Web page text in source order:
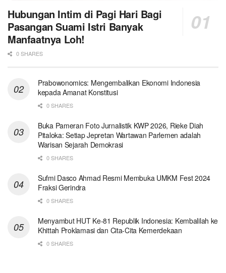
Hubungan Intim di Pagi Hari Bagi
Pasangan Suami Istri Banyak
Manfaatnya Loh!
0 SHARES
Prabowonomics: Mengembalikan Ekonomi Indonesia
kepada Amanat Konstitusi
0 SHARES
Buka Pameran Foto Jurnalistik KWP 2026, Rieke Diah
Pitaloka: Setiap Jepretan Wartawan Parlemen adalah
Warisan Sejarah Demokrasi
0 SHARES
Sufmi Dasco Ahmad Resmi Membuka UMKM Fest 2024
Fraksi Gerindra
0 SHARES
Menyambut HUT Ke-81 Republik Indonesia: Kembalilah ke
Khittah Proklamasi dan Cita-Cita Kemerdekaan
0 SHARES